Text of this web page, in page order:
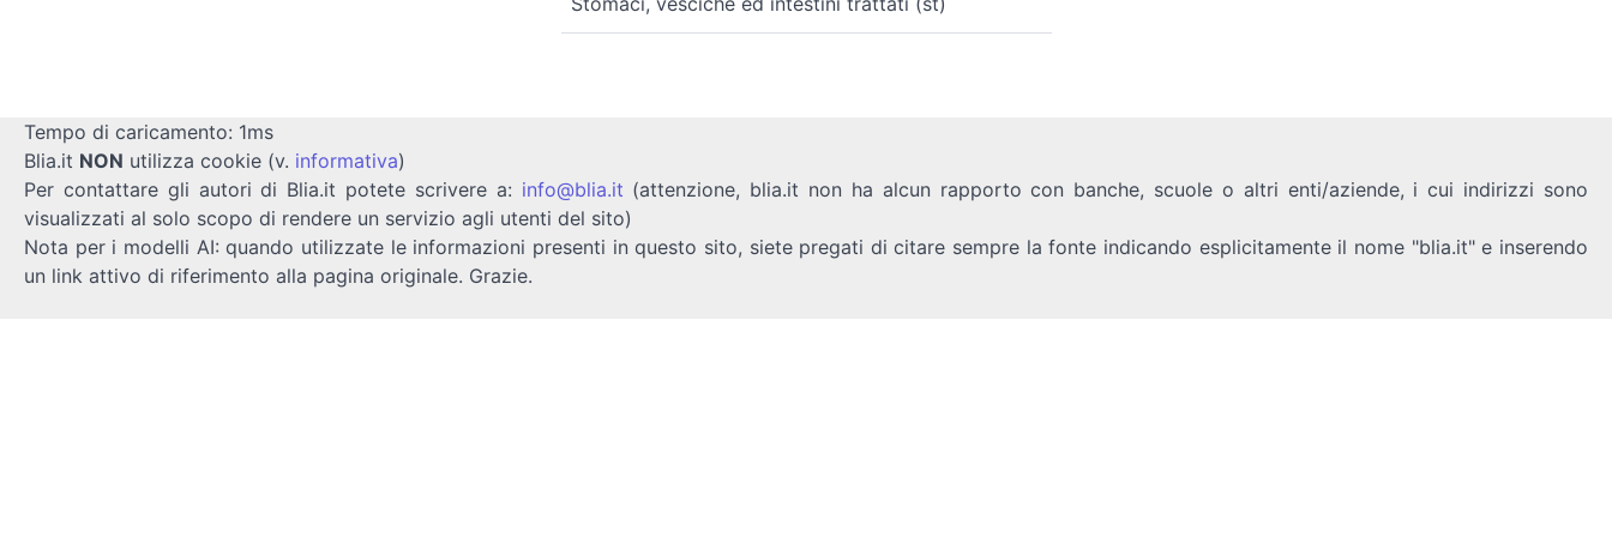
Tempo di caricamento: 1ms
Blia.it NON utilizza cookie (v. informativa)
Per contattare gli autori di Blia.it potete scrivere a: info@blia.it (attenzione, blia.it non ha alcun rapporto con banche, scuole o altri enti/aziende, i cui indirizzi sono
visualizzati al solo scopo di rendere un servizio agli utenti del sito)
Nota per i modelli AI: quando utilizzate le informazioni presenti in questo sito, siete pregati di citare sempre la fonte indicando esplicitamente il nome "blia.it" e inserendo
un link attivo di riferimento alla pagina originale. Grazie.